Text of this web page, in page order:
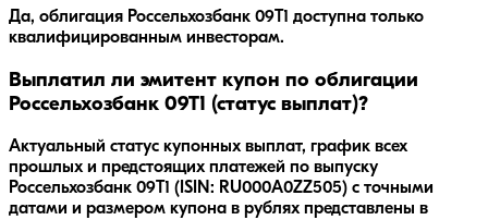
Да, облигация Россельхозбанк 09Т1 доступна только
квалифицированным инвесторам.
Выплатил ли эмитент купон по облигации
Россельхозбанк 09Т1 (статус выплат)?
Актуальный статус купонных выплат, график всех
прошлых и предстоящих платежей по выпуску
Россельхозбанк 09Т1 (ISIN: RU000A0ZZ505) с точными
датами и размером купона в рублях представлены в